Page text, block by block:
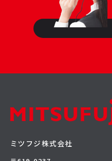
ミツフジ株式会社